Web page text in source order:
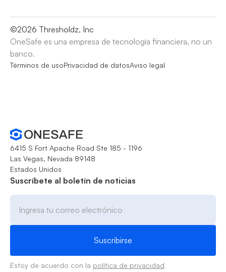
©2026 Thresholdz, Inc
OneSafe es una empresa de tecnología financiera, no un
banco.
Términos de usoPrivacidad de datosAviso legal
6415 S Fort Apache Road Ste 185 - 1196
Las Vegas, Nevada 89148
Estados Unidos
Suscríbete al boletín de noticias
Estoy de acuerdo con la política de privacidad